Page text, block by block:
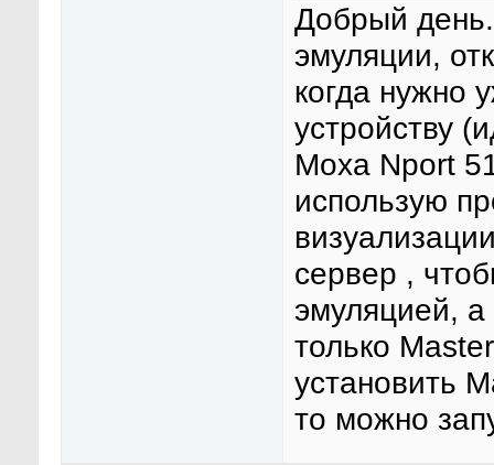
Добрый
эмуляции,
когда нужно
устройству
Moxa Nport
использую
сервер ,
эмуляцией,
только
установить
то можно